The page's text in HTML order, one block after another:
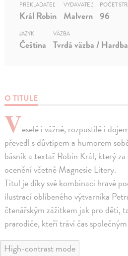
O TITULE
Veselé i vážné, rozpustilé i
převedl s důvtipem a humorem
básník a textař Robin Král, který
ocenění včetně Magnesie Litery.
Titul je díky své kombinaci hravé
ilustrací oblíbeného výtvarníka
čtenářským zážitkem jak pro děti,
prarodiče, kteří tráví čas
PREKLADATEĽ
Král Robin
VYDAVATEĽ
Malvern
POČET
96
JAZYK
Čeština
VÄZBA
Tvrdá väzba /
High-contrast mode